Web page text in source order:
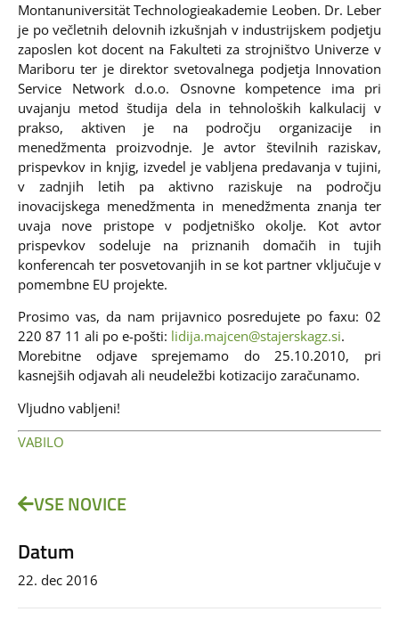
VSE NOVICE
Datum
22. dec 2016
Montanuniversität Technologieakademie Leoben. Dr. Leber
je po večletnih delovnih izkušnjah v industrijskem podjetju
zaposlen kot docent na Fakulteti za strojništvo Univerze v
Mariboru ter je direktor svetovalnega podjetja Innovation
Service Network d.o.o. Osnovne kompetence ima pri
uvajanju metod študija dela in tehnoloških kalkulacij v
prakso, aktiven je na področju organizacije in
menedžmenta proizvodnje. Je avtor številnih raziskav,
prispevkov in knjig, izvedel je vabljena predavanja v tujini,
v zadnjih letih pa aktivno raziskuje na področju
inovacijskega menedžmenta in menedžmenta znanja ter
uvaja nove pristope v podjetniško okolje. Kot avtor
prispevkov sodeluje na priznanih domačih in tujih
konferencah ter posvetovanjih in se kot partner vključuje v
pomembne EU projekte.
Prosimo vas, da nam prijavnico posredujete po faxu: 02
220 87 11 ali po e-pošti: lidija.majcen@stajerskagz.si.
Morebitne odjave sprejemamo do 25.10.2010, pri
kasnejših odjavah ali neudeležbi kotizacijo zaračunamo.
Vljudno vabljeni!
VABILO